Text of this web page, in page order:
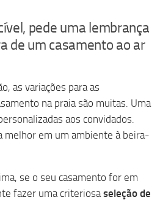
pede uma lembrança
de um casamento ao ar
as variações para as
na praia são muitas. Uma
aos convidados.
melhor em um ambiente à beira-
se o seu casamento for em
fazer uma criteriosa seleção de